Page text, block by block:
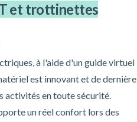
et trottinettes
à l'aide d'un guide virtuel
est innovant et de dernière
activités en toute sécurité.
un réel confort lors des